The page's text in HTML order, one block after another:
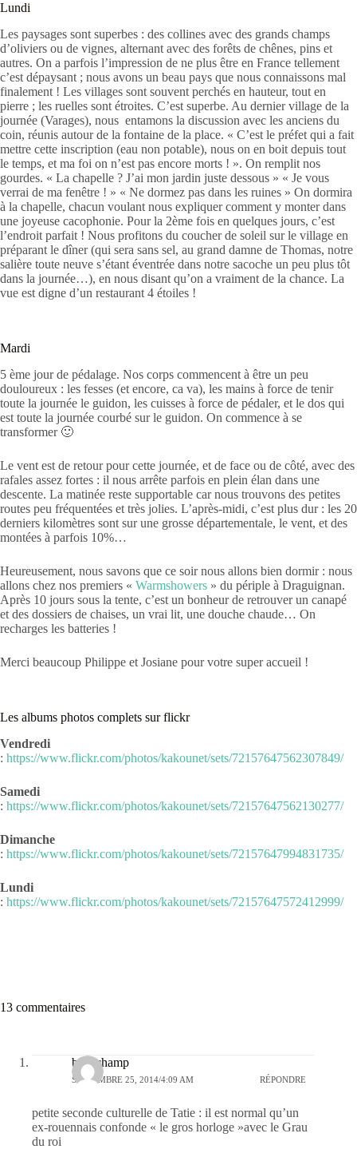
Lundi
Les paysages sont superbes : des collines avec des grands champs
d’oliviers ou de vignes, alternant avec des forêts de chênes, pins et
autres. On a parfois l’impression de ne plus être en France tellement
c’est dépaysant ; nous avons un beau pays que nous connaissons mal
finalement ! Les villages sont souvent perchés en hauteur, tout en
pierre ; les ruelles sont étroites. C’est superbe. Au dernier village de la
journée (Varages), nous entamons la discussion avec les anciens du
coin, réunis autour de la fontaine de la place. « C’est le préfet qui a fait
mettre cette inscription (eau non potable), nous on en boit depuis tout
le temps, et ma foi on n’est pas encore morts ! ». On remplit nos
gourdes. « La chapelle ? J’ai mon jardin juste dessous » « Je vous
verrai de ma fenêtre ! » « Ne dormez pas dans les ruines » On dormira
à la chapelle, chacun voulant nous expliquer comment y monter dans
une joyeuse cacophonie. Pour la 2ème fois en quelques jours, c’est
l’endroit parfait ! Nous profitons du coucher de soleil sur le village en
préparant le dîner (qui sera sans sel, au grand damne de Thomas, notre
salière toute neuve s’étant éventrée dans notre sacoche un peu plus tôt
dans la journée…), en nous disant qu’on a vraiment de la chance. La
vue est digne d’un restaurant 4 étoiles !
Mardi
5 ème jour de pédalage. Nos corps commencent à être un peu
douloureux : les fesses (et encore, ca va), les mains à force de tenir
toute la journée le guidon, les cuisses à force de pédaler, et le dos qui
est toute la journée courbé sur le guidon. On commence à se
transformer 🙂
Le vent est de retour pour cette journée, et de face ou de côté, avec des
rafales assez fortes : il nous arrête parfois en plein élan dans une
descente. La matinée reste supportable car nous trouvons des petites
routes peu fréquentées et très jolies. L’après-midi, c’est plus dur : les 20
derniers kilomètres sont sur une grosse départementale, le vent, et des
montées à parfois 10%…
Heureusement, nous savons que ce soir nous allons bien dormir : nous
allons chez nos premiers « Warmshowers » du périple à Draguignan.
Après 10 jours sous la tente, c’est un bonheur de retrouver un canapé
et des dossiers de chaises, un vrai lit, une douche chaude… On
recharges les batteries !
Merci beaucoup Philippe et Josiane pour votre super accueil !
Les albums photos complets sur flickr
Vendredi
: https://www.flickr.com/photos/kakounet/sets/72157647562307849/
Samedi
: https://www.flickr.com/photos/kakounet/sets/72157647562130277/
Dimanche
: https://www.flickr.com/photos/kakounet/sets/72157647994831735/
Lundi
: https://www.flickr.com/photos/kakounet/sets/72157647572412999/
13 commentaires
beauchamp
SEPTEMBRE 25, 2014/4:09 AM RÉPONDRE
petite seconde culturelle de Tatie : il est normal qu’un
ex-rouennais confonde « le gros horloge »avec le Grau
du roi